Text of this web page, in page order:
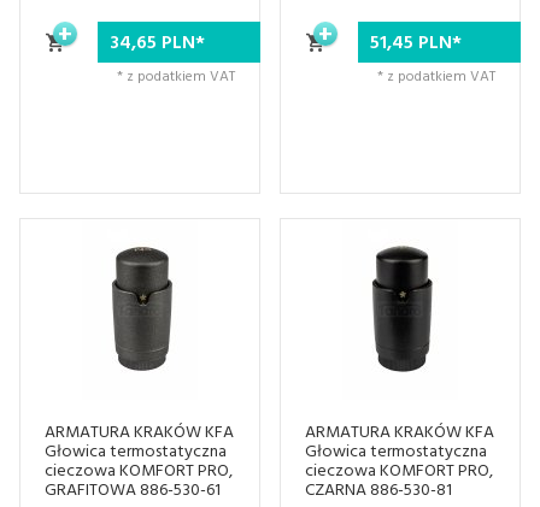
34,65 PLN*
* z podatkiem VAT
51,45 PLN*
* z podatkiem VAT
ARMATURA KRAKÓW KFA
Głowica termostatyczna
cieczowa KOMFORT PRO,
GRAFITOWA 886-530-61
ARMATURA KRAKÓW KFA
Głowica termostatyczna
cieczowa KOMFORT PRO,
CZARNA 886-530-81